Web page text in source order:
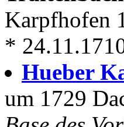
Karpfhofen
*
Hueber
um 1729